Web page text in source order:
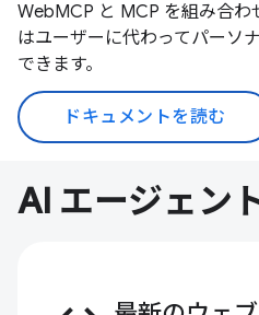
WebMCP と MCP を組み合わ
はユーザーに代わってパーソ
できます。
ドキュメントを読む
AI エージェン